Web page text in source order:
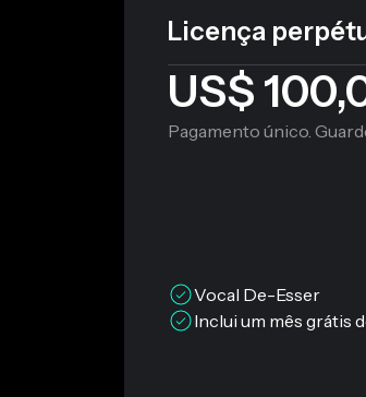
Licença
US$
Pagamento único.
Vocal De-Esser
Inclui um mês grátis